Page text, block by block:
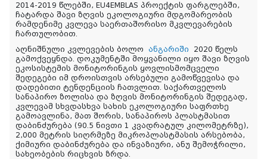
2014-2019 წლებში, EU4EMBLAS პროექტის ფარგლებში,
ჩატარდა შავი ზღვის ეკოლოგიური მდგომარეობის
რამდენიმე კვლევა საერთაშორისო მკვლევარების
ჩართულობით.
აღნიშნული კვლევების ბოლო ანგარიში 2020 წელს
გამოქვეყნდა. დოკუმენტში მოყვანილი იყო შავი ზღვის
ეკოსისტემის მონიტორინგის ყოვლისმომცველი
შედეგები იმ დროისთვის არსებული გამოწვევისა და
დადებითი ტენდენციის ჩათვლით. საქართველოს
სანაპირო ზოლისა და ზღვის მონიტორინგის შედეგად,
კვლევამ სხვდასხვა სახის ეკოლოგიური საფრთხე
გამოავლინა, მათ შორის, სანაპიროს პლასტმასით
დაბინძურება (90.5 ნივთი 1 კვადრატულ კილომეტრზე),
2,000 მეტრის სიღრმეზე მიკროპლასტმასის არსებობა,
ქიმიური დაბინძურება და ინვაზიური, ანუ შემოჭრილი,
სახეობების რიცხვის ზრდა.